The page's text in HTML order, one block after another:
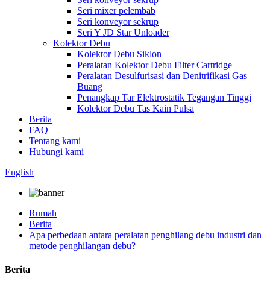
Seri mixer pelembab
Seri konveyor sekrup
Seri Y JD Star Unloader
Kolektor Debu
Kolektor Debu Siklon
Peralatan Kolektor Debu Filter Cartridge
Peralatan Desulfurisasi dan Denitrifikasi Gas
Buang
Penangkap Tar Elektrostatik Tegangan Tinggi
Kolektor Debu Tas Kain Pulsa
Berita
FAQ
Tentang kami
Hubungi kami
English
Rumah
Berita
Apa perbedaan antara peralatan penghilang debu industri dan
metode penghilangan debu?
Berita